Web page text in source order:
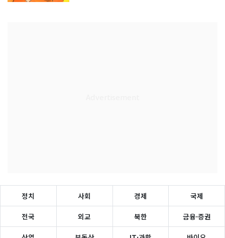
정치 사회 경제 국제
전국 외교 북한 금융·증권